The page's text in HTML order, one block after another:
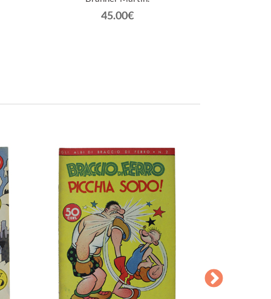
45.00€